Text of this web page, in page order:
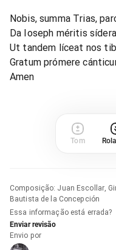
Nobis, summa Trias,
Da Ioseph méritis
Ut tandem líceat nos
Gratum prómere
Amen
Tom
Composição: Juan Escollar,
Bautista de la Concepción
Essa informação está errada?
Enviar revisão
Envio por